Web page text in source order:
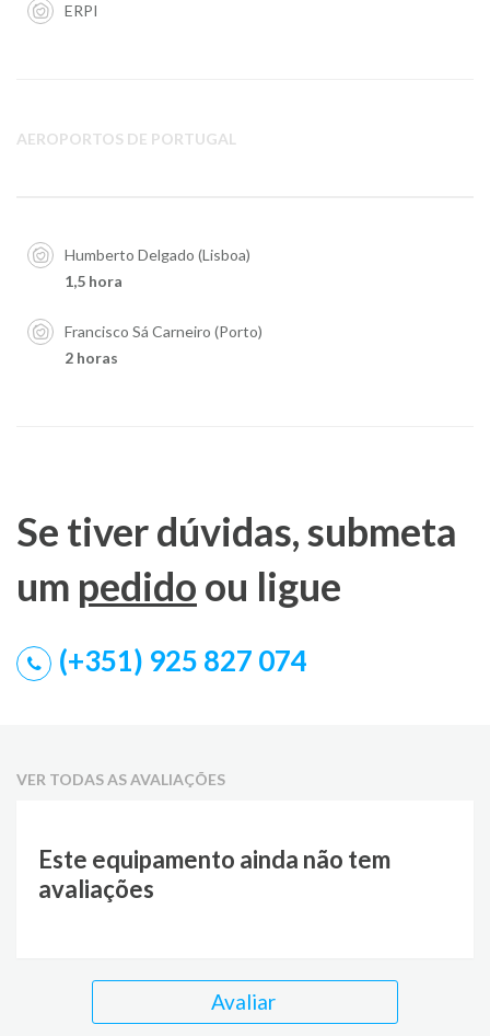
ERPI
AEROPORTOS DE PORTUGAL
Humberto Delgado (Lisboa)
1,5 hora
Francisco Sá Carneiro (Porto)
2 horas
Se tiver dúvidas, submeta
um pedido ou ligue
(+351) 925 827 074
VER TODAS AS AVALIAÇÕES
Este equipamento ainda não tem
avaliações
Avaliar